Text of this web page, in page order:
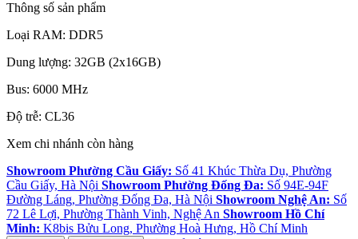
Thông số sản phẩm
Loại RAM: DDR5
Dung lượng: 32GB (2x16GB)
Bus: 6000 MHz
Độ trễ: CL36
Xem chi nhánh còn hàng
Showroom Phường Cầu Giấy: Số 41 Khúc Thừa Dụ, Phường
Cầu Giấy, Hà Nội Showroom Phường Đống Đa: Số 94E-94F
Đường Láng, Phường Đống Đa, Hà Nội Showroom Nghệ An: Số
72 Lê Lợi, Phường Thành Vinh, Nghệ An Showroom Hồ Chí
Minh: K8bis Bửu Long, Phường Hoà Hưng, Hồ Chí Minh